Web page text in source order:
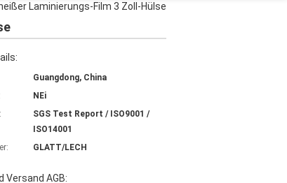
Laminierungs-Film 3 Zoll-Hülse
Guangdong, China
NEi
SGS Test Report / ISO9001 /
ISO14001
GLATT/LECH
Versand AGB: